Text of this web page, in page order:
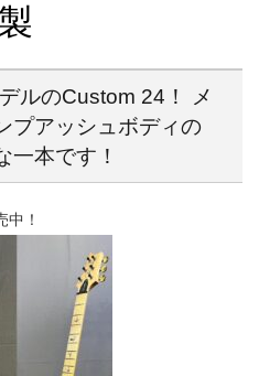
ルのCustom 24！ メ
プアッシュボディの
一本です！
！